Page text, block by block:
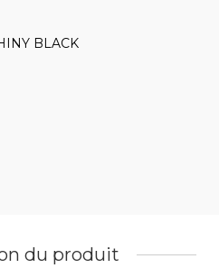
BLACK
du produit